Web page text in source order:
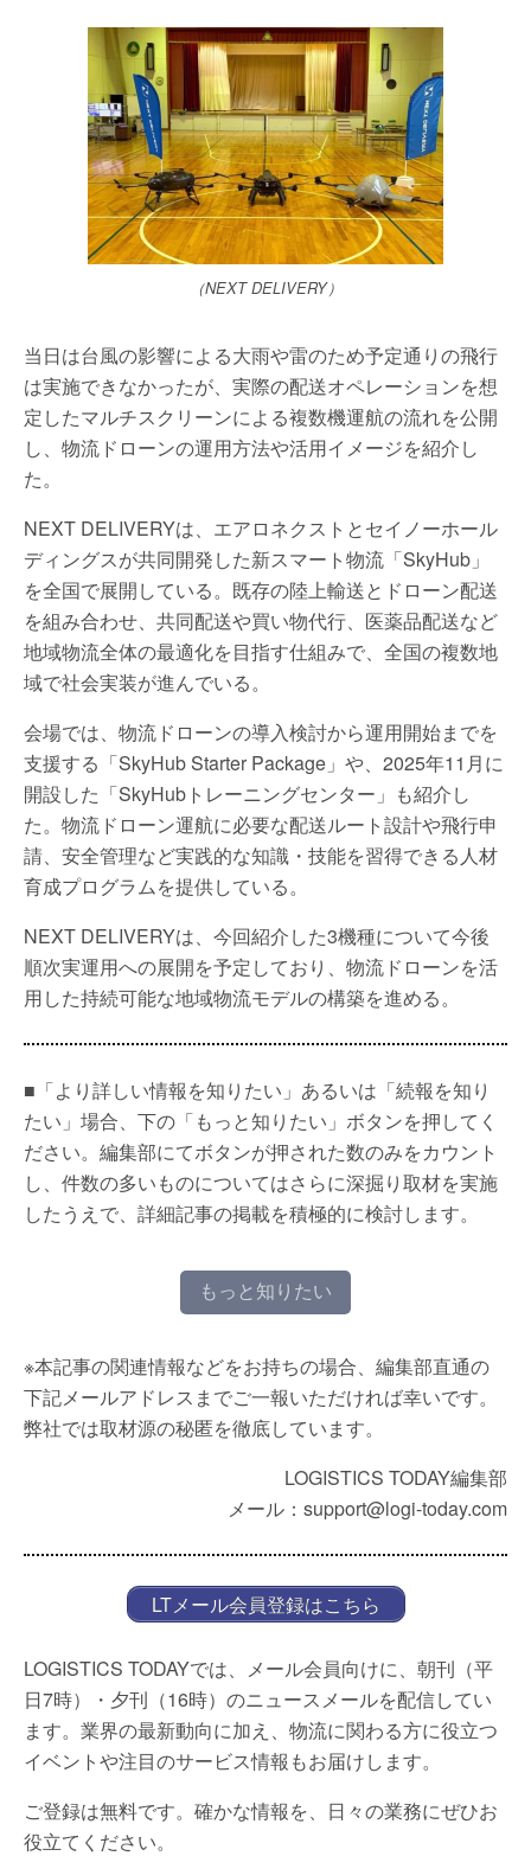
（NEXT DELIVERY）
当日は台風の影響による大雨や雷のため予定通りの飛行
は実施できなかったが、実際の配送オペレーションを想
定したマルチスクリーンによる複数機運航の流れを公開
し、物流ドローンの運用方法や活用イメージを紹介し
た。
NEXT DELIVERYは、エアロネクストとセイノーホール
ディングスが共同開発した新スマート物流「SkyHub」
を全国で展開している。既存の陸上輸送とドローン配送
を組み合わせ、共同配送や買い物代行、医薬品配送など
地域物流全体の最適化を目指す仕組みで、全国の複数地
域で社会実装が進んでいる。
会場では、物流ドローンの導入検討から運用開始までを
支援する「SkyHub Starter Package」や、2025年11月に
開設した「SkyHubトレーニングセンター」も紹介し
た。物流ドローン運航に必要な配送ルート設計や飛行申
請、安全管理など実践的な知識・技能を習得できる人材
育成プログラムを提供している。
NEXT DELIVERYは、今回紹介した3機種について今後
順次実運用への展開を予定しており、物流ドローンを活
用した持続可能な地域物流モデルの構築を進める。
■「より詳しい情報を知りたい」あるいは「続報を知り
たい」場合、下の「もっと知りたい」ボタンを押してく
ださい。編集部にてボタンが押された数のみをカウント
し、件数の多いものについてはさらに深掘り取材を実施
したうえで、詳細記事の掲載を積極的に検討します。
もっと知りたい
※本記事の関連情報などをお持ちの場合、編集部直通の
下記メールアドレスまでご一報いただければ幸いです。
弊社では取材源の秘匿を徹底しています。
LOGISTICS TODAY編集部
メール：support@logi-today.com
LTメール会員登録はこちら
LOGISTICS TODAYでは、メール会員向けに、朝刊（平
日7時）・夕刊（16時）のニュースメールを配信してい
ます。業界の最新動向に加え、物流に関わる方に役立つ
イベントや注目のサービス情報もお届けします。
ご登録は無料です。確かな情報を、日々の業務にぜひお
役立てください。